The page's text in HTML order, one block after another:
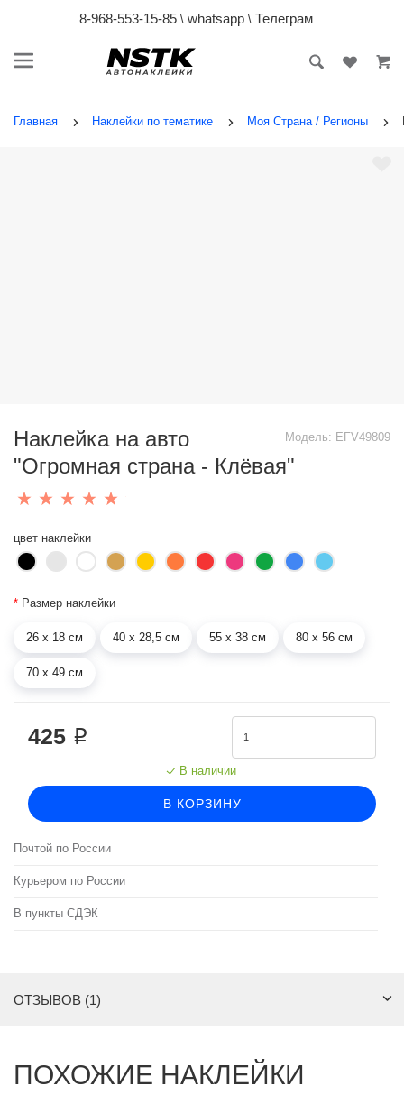
8-968-553-15-85 \ whatsapp\ Телеграм
Главная Наклейки по тематике Моя Страна / Регионы
Модель: EFV49809
Наклейка на авто
"Огромная страна - Клёвая"
цвет наклейки
* Размер наклейки
26 х 18 см 40 х 28,5 см 55 х 38 см 80 х 56 см
70 х 49 см
425 ₽
В наличии
В КОРЗИНУ
Почтой по России
Курьером по России
В пункты СДЭК
ОТЗЫВОВ (1)
ПОХОЖИЕ НАКЛЕЙКИ